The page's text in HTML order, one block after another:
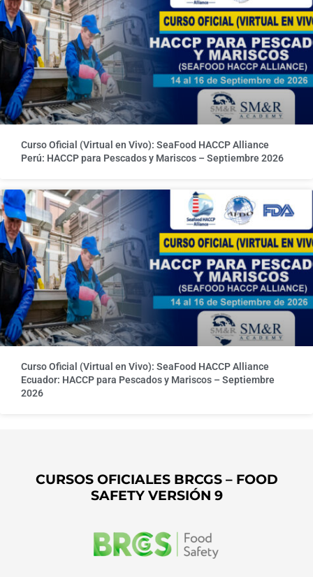
Curso Oficial (Virtual en Vivo): SeaFood HACCP Alliance
Perú: HACCP para Pescados y Mariscos – Septiembre 2026
Curso Oficial (Virtual en Vivo): SeaFood HACCP Alliance
Ecuador: HACCP para Pescados y Mariscos – Septiembre
2026
CURSOS OFICIALES BRCGS – FOOD
SAFETY VERSIÓN 9